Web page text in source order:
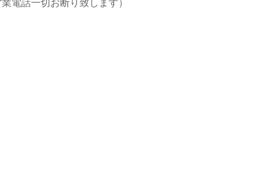
業電話一切お断り致します）